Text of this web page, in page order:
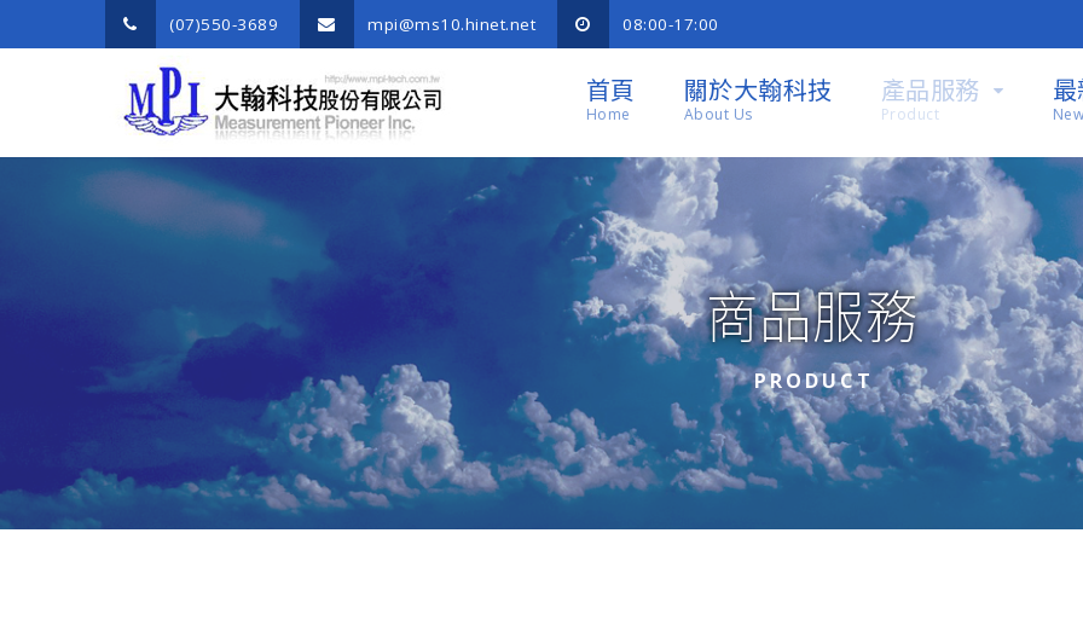
(07)550-3689 mpi@ms10.hinet.net 08:00-17:00
首頁
Home
關於大翰科技
About Us
產品服務
Product
商品服務
PRODUCT